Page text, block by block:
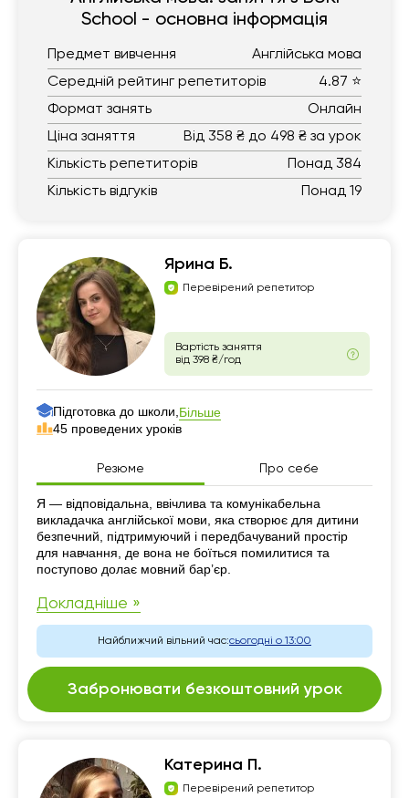
School - основна інформація
Предмет вивчення
Англійська мова
Середній рейтинг репетиторів
4.87 ⭐
Формат занять
Онлайн
Ціна заняття
Від 358 ₴ до 498 ₴ за урок
Кількість репетиторів
Понад 384
Кількість відгуків
Понад 19
Ярина Б.
Перевірений репетитор
Вартість заняття
від 398 ₴/год
Підготовка до школи, Більше
45 проведених уроків
Резюме Про себе
Резюме
Я — відповідальна, ввічлива та комунікабельна
викладачка англійської мови, яка створює для дитини
безпечний, підтримуючий і передбачуваний простір
для навчання, де вона не боїться помилитися та
поступово долає мовний бар’єр.
Докладніше »
Найближчий вільний час:сьогодні о 13:00
Забронювати безкоштовний урок
Катерина П.
Перевірений репетитор